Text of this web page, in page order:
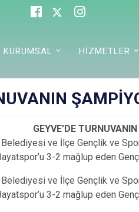
KURUMSAL HİZMETLER
GEYVE’DE
Belediyesi ve İlçe Gençlik ve
3-2 mağlup eden
Belediyesi ve İlçe Gençlik ve
3-2 mağlup eden